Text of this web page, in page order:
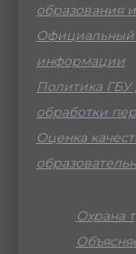
образования
Официальный
информации
Политика
обработки
Оценка
Охрана